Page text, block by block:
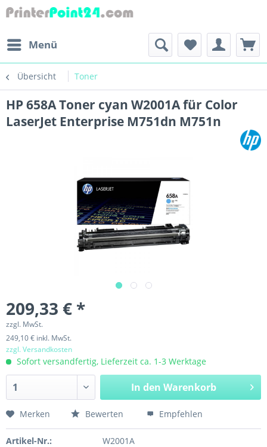
Menü
Übersicht Toner
HP 658A Toner cyan W2001A für Color
LaserJet Enterprise M751dn M751n
209,33 € *
zzgl. MwSt.
249,10 € inkl. MwSt.
zzgl. Versandkosten
Sofort versandfertig, Lieferzeit ca. 1-3 Werktage
In den Warenkorb
Merken Bewerten Empfehlen
Artikel-Nr.:
W2001A